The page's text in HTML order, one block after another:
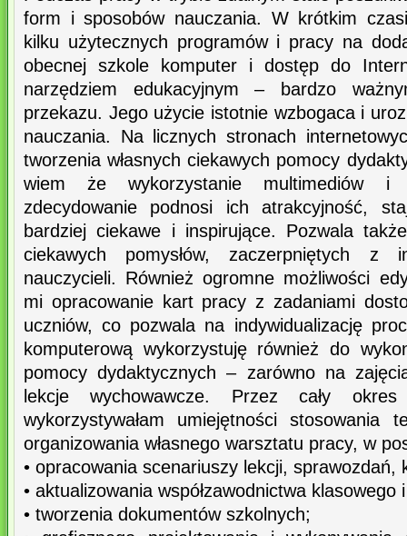
form i sposobów nauczania. W krótkim
kilku użytecznych programów i pracy na
obecnej szkole komputer i dostęp do
narzędziem edukacyjnym – bardzo
przekazu. Jego użycie istotnie wzbogaca i
nauczania. Na licznych stronach
tworzenia własnych ciekawych pomocy
wiem że wykorzystanie multimediów i
zdecydowanie podnosi ich atrakcyjność,
bardziej ciekawe i inspirujące. Pozwala
ciekawych pomysłów, zaczerpniętych z
nauczycieli. Również ogromne możliwości
mi opracowanie kart pracy z zadaniami
uczniów, co pozwala na indywidualizację
komputerową wykorzystuję również do
pomocy dydaktycznych – zarówno na
lekcje wychowawcze. Przez cały
wykorzystywałam umiejętności stosowania
organizowania własnego warsztatu pracy, w
• opracowania scenariuszy lekcji, sprawozdań,
• aktualizowania współzawodnictwa klasowego
• tworzenia dokumentów szkolnych;